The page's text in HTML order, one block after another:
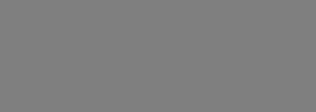
in Ihr
daraus eine